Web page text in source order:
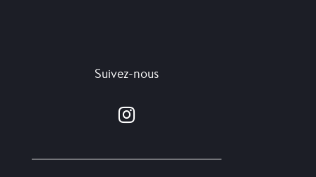
Suivez-nous